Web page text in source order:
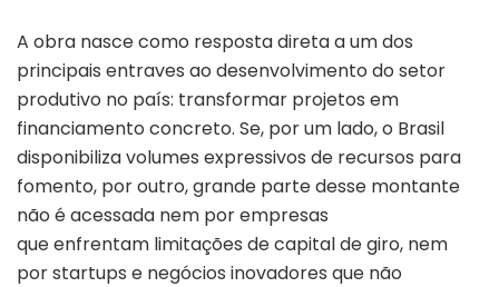
A obra nasce como resposta direta a um dos
principais entraves ao desenvolvimento do setor
produtivo no país: transformar projetos em
financiamento concreto. Se, por um lado, o Brasil
disponibiliza volumes expressivos de recursos para
fomento, por outro, grande parte desse montante
não é acessada nem por empresas
que enfrentam limitações de capital de giro, nem
por startups e negócios inovadores que não